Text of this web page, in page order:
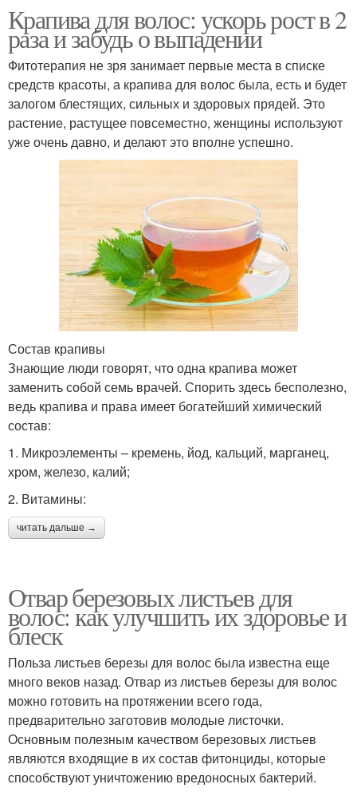
Крапива для волос: ускорь рост в 2
раза и забудь о выпадении
Фитотерапия не зря занимает первые места в списке
средств красоты, а крапива для волос была, есть и будет
залогом блестящих, сильных и здоровых прядей. Это
растение, растущее повсеместно, женщины используют
уже очень давно, и делают это вполне успешно.
Состав крапивы
Знающие люди говорят, что одна крапива может
заменить собой семь врачей. Спорить здесь бесполезно,
ведь крапива и права имеет богатейший химический
состав:
1. Микроэлементы – кремень, йод, кальций, марганец,
хром, железо, калий;
2. Витамины:
читать дальше →
Отвар березовых листьев для
волос: как улучшить их здоровье и
блеск
Польза листьев березы для волос была известна еще
много веков назад. Отвар из листьев березы для волос
можно готовить на протяжении всего года,
предварительно заготовив молодые листочки.
Основным полезным качеством березовых листьев
являются входящие в их состав фитонциды, которые
способствуют уничтожению вредоносных бактерий.